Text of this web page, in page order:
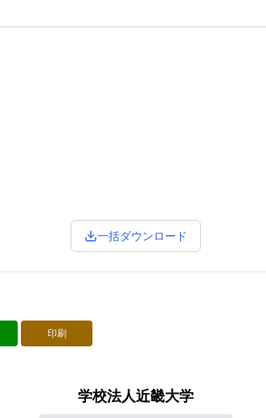
一括ダウンロード
印刷
学校法人近畿大学